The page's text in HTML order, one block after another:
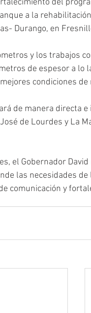
del
a la
Durango, en
y los trabajos
de espesor a lo
condiciones de
de manera directa
de Lourdes y La
el Gobernador
las necesidades
comunicación y